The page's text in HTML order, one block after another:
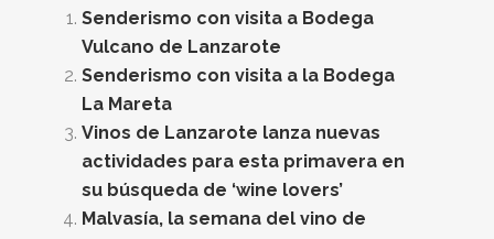
Senderismo con visita a Bodega
Vulcano de Lanzarote
Senderismo con visita a la Bodega
La Mareta
Vinos de Lanzarote lanza nuevas
actividades para esta primavera en
su búsqueda de ‘wine lovers’
Malvasía, la semana del vino de